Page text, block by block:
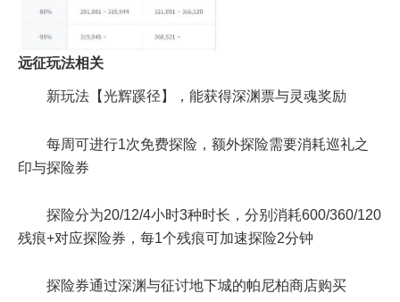
远征玩法相关
新玩法【光辉蹊径】，能获得深渊票与灵魂奖励
每周可进行1次免费探险，额外探险需要消耗巡礼之
印与探险券
探险分为20/12/4小时3种时长，分别消耗600/360/120
残痕+对应探险券，每1个残痕可加速探险2分钟
探险券通过深渊与征讨地下城的帕尼柏商店购买